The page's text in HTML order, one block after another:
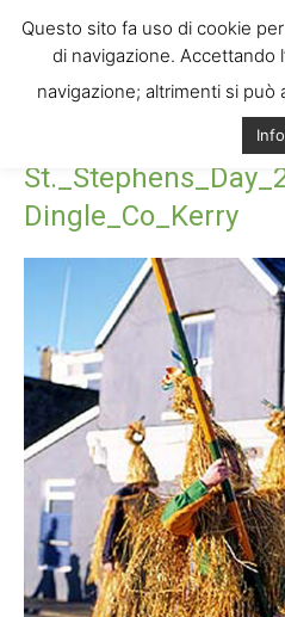
Dingle_Co_Kerry
Questo sito fa uso di cookie
di navigazione. Accettando
navigazione; altrimenti si può
Info